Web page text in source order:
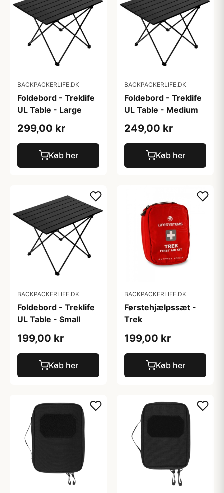
BACKPACKERLIFE.DK
Foldebord - Treklife
UL Table - Large
299,00 kr
Køb her
BACKPACKERLIFE.DK
Foldebord - Treklife
UL Table - Medium
249,00 kr
Køb her
BACKPACKERLIFE.DK
Foldebord - Treklife
UL Table - Small
199,00 kr
Køb her
BACKPACKERLIFE.DK
Førstehjælpssæt -
Trek
199,00 kr
Køb her